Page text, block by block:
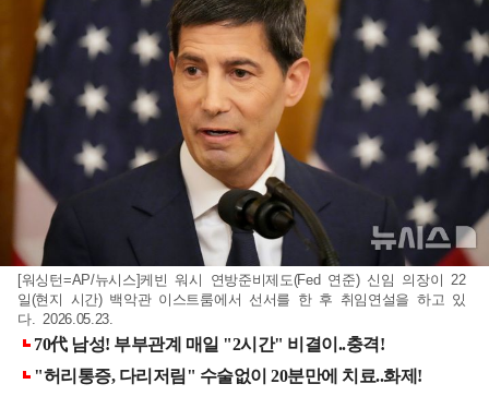
[워싱턴=AP/뉴시스]케빈 워시 연방준비제도(Fed 연준) 신임 의장이 22
일(현지 시간) 백악관 이스트룸에서 선서를 한 후 취임연설을 하고 있
다. 2026.05.23.